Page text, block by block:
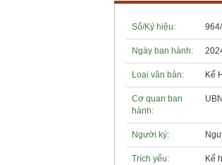
Số/Ký hiệu:
Ngày ban hành:
Loại văn bản: Kế
Cơ quan ban
hành:
Người ký:
Trích yếu:
Kế